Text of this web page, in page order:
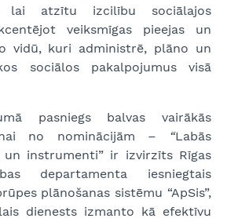
lai atzītu izcilību sociālajos
veiksmīgas pieejas un
vidū, kuri administrē, plāno un
sociālos pakalpojumus visā
pasniegs balvas vairākās
no nominācijām – “Labās
un instrumenti” ir izvirzīts Rīgas
departamenta iesniegtais
plānošanas sistēmu “ApSis”,
dienests izmanto kā efektīvu